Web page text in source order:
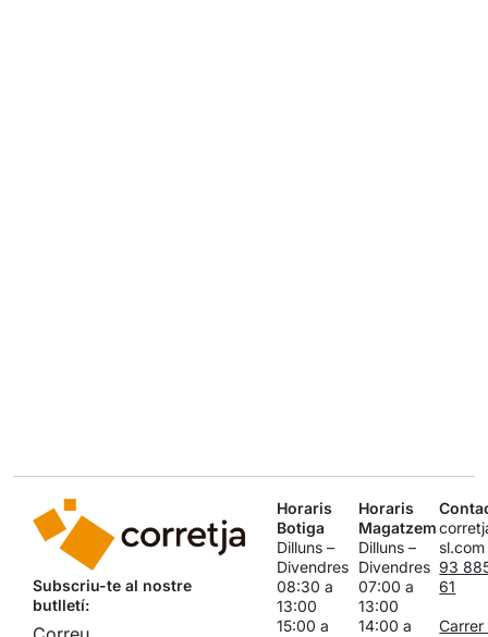
Subscriu-te al nostre
butlletí:
Horaris
Botiga
Dilluns –
Divendres
08:30 a
13:00
15:00 a
Horaris
Magatzem
Dilluns –
Divendres
07:00 a
13:00
14:00 a
sl.com
93
61
Carrer